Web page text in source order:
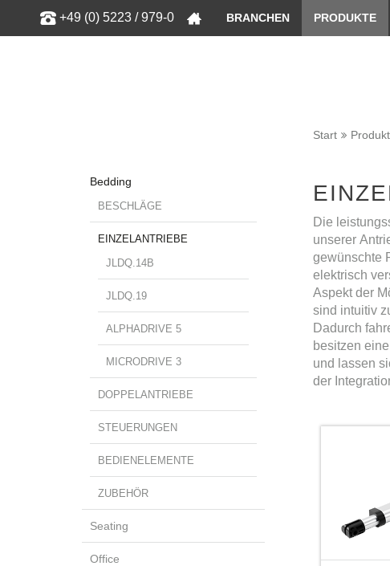
+49 (0) 5223 / 979-0 BRANCHEN PRODUKTE
Start
Bedding
BESCHLÄGE
EINZELANTRIEBE
JLDQ.14B
JLDQ.19
ALPHADRIVE 5
MICRODRIVE 3
DOPPELANTRIEBE
STEUERUNGEN
BEDIENELEMENTE
ZUBEHÖR
Seating
Office
Die
unserer
gewünschte
elektrisch
Aspekt der
sind intuitiv
Dadurch
besitzen
und lassen
der